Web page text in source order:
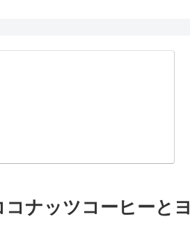
ナッツコーヒーとヨ